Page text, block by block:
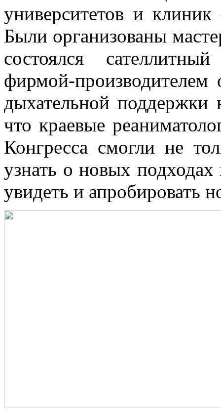
университетов и
Были организованы
состоялся
фирмой-производителем
дыхательной
что краевые
Конгресса смогли не
узнать о новых
увидеть и апробировать